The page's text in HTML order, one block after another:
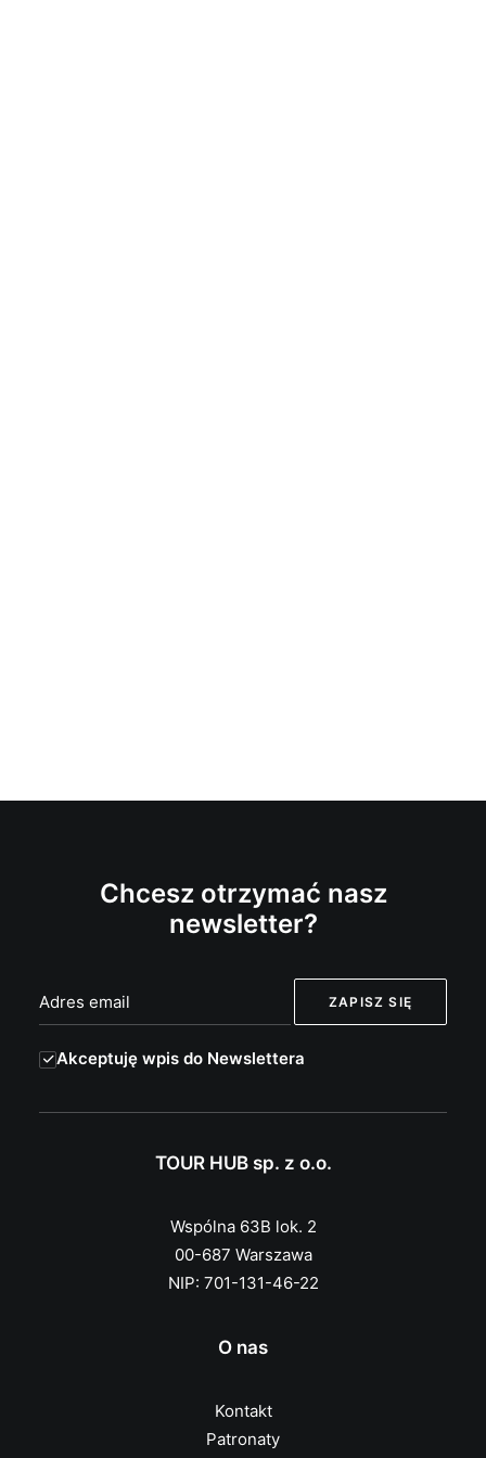
Chcesz otrzymać nasz
newsletter?
Akceptuję wpis do Newslettera
TOUR HUB sp. z o.o.
Wspólna 63B lok. 2
00-687 Warszawa
NIP: 701-131-46-22
O nas
Kontakt
Patronaty